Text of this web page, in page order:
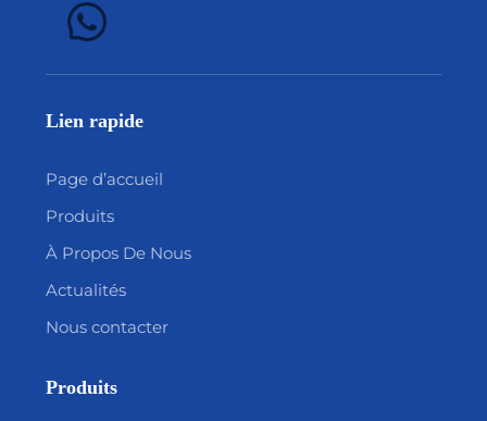
Lien rapide
Page d’accueil
Produits
À Propos De Nous
Actualités
Nous contacter
Produits